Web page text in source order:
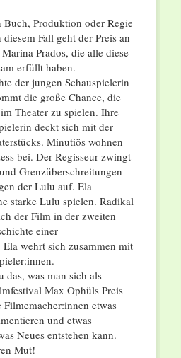
Buch, Produktion oder Regie
Fall geht der Preis an
Prados, die alle diese
erfüllt haben.
der jungen Schauspielerin
die große Chance, die
Theater zu spielen. Ihre
deckt sich mit der
Minutiös wohnen
bei. Der Regisseur zwingt
Grenzüberschreitungen
der Lulu auf. Ela
starke Lulu spielen. Radikal
der Film in der zweiten
einer
wehrt sich zusammen mit
das, was man sich als
Max Ophüls Preis
Filmemacher:innen etwas
und etwas
Neues entstehen kann.
Mut!